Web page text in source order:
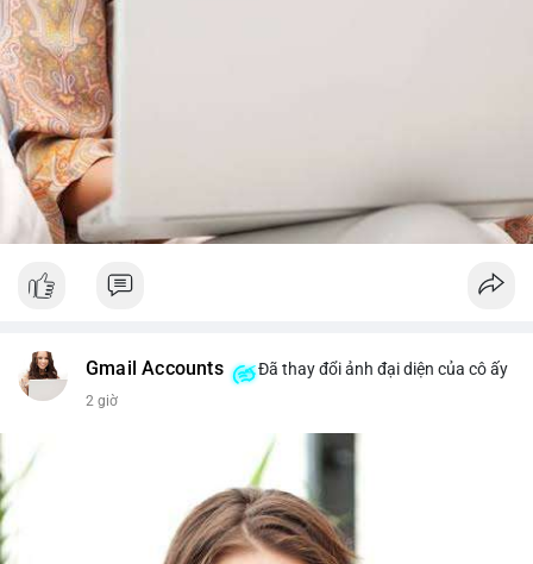
Gmail Accounts Đã thay đổi ảnh đại diện của cô ấy
2 giờ